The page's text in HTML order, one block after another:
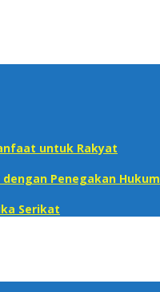
untuk Rakyat
Penegakan Hukum
Serikat